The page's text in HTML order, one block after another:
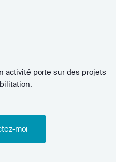
activité porte sur des projets
moi